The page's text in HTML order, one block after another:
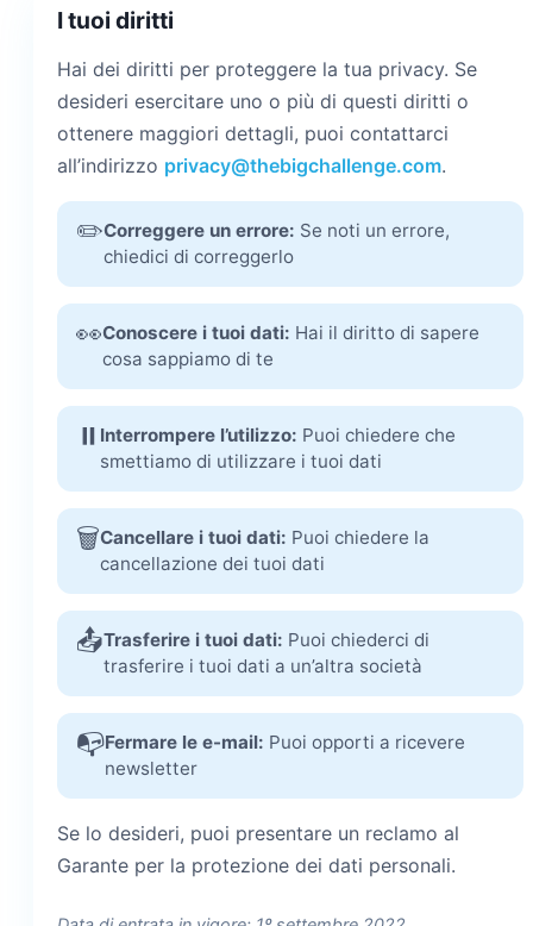
I tuoi diritti
Hai dei diritti per proteggere la tua privacy. Se
desideri esercitare uno o più di questi diritti o
ottenere maggiori dettagli, puoi contattarci
all’indirizzo privacy@thebigchallenge.com.
✏️Correggere un errore: Se noti un errore,
chiedici di correggerlo
👀Conoscere i tuoi dati: Hai il diritto di sapere
cosa sappiamo di te
⏸️ Interrompere l’utilizzo: Puoi chiedere che
smettiamo di utilizzare i tuoi dati
🗑️Cancellare i tuoi dati: Puoi chiedere la
cancellazione dei tuoi dati
📤Trasferire i tuoi dati: Puoi chiederci di
trasferire i tuoi dati a un’altra società
📭Fermare le e-mail: Puoi opporti a ricevere
newsletter
Se lo desideri, puoi presentare un reclamo al
Garante per la protezione dei dati personali.